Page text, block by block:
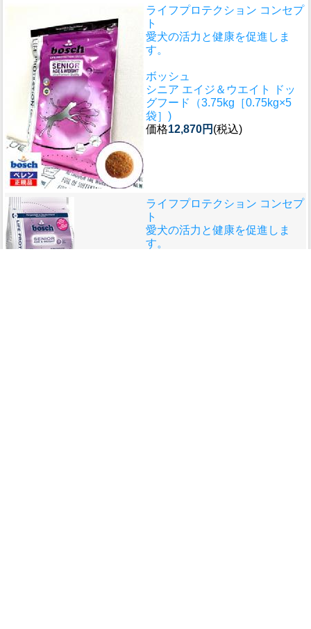
ライフプロテクション コンセプ
ト
愛犬の活力と健康を促進しま
す。
ボッシュ
シニア エイジ＆ウエイト ドッ
グフード（3.75kg［0.75kg×5
袋］)
価格12,870円 (税込)
ライフプロテクション コンセプ
ト
愛犬の活力と健康を促進しま
す。